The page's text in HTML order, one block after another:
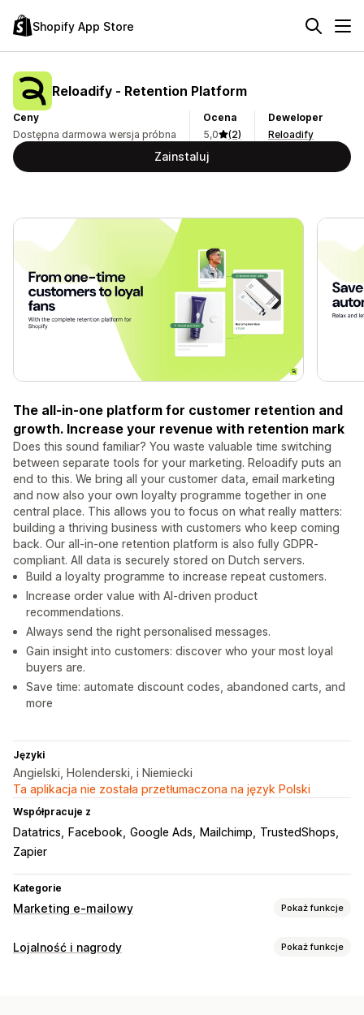
Shopify App Store
Reloadify ‑ Retention Platform
Ceny
Dostępna darmowa wersja próbna
Ocena
5,0
(2)
Deweloper
Reloadify
Zainstaluj
The all-in-one platform for customer retention and
growth. Increase your revenue with retention mark
Does this sound familiar? You waste valuable time switching
between separate tools for your marketing. Reloadify puts an
end to this. We bring all your customer data, email marketing
and now also your own loyalty programme together in one
central place. This allows you to focus on what really matters:
building a thriving business with customers who keep coming
back. Our all-in-one retention platform is also fully GDPR-
compliant. All data is securely stored on Dutch servers.
Build a loyalty programme to increase repeat customers.
Increase order value with AI-driven product
recommendations.
Always send the right personalised messages.
Gain insight into customers: discover who your most loyal
buyers are.
Save time: automate discount codes, abandoned carts, and
more
Języki
Angielski, Holenderski, i Niemiecki
Ta aplikacja nie została przetłumaczona na język Polski
Współpracuje z
Datatrics Facebook Google Ads Mailchimp
TrustedShops
Zapier
Kategorie
Marketing e-mailowy Pokaż funkcje
Rodzaje kampanii
Lojalność i nagrody Pokaż funkcje